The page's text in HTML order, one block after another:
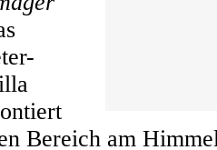
Bereich am